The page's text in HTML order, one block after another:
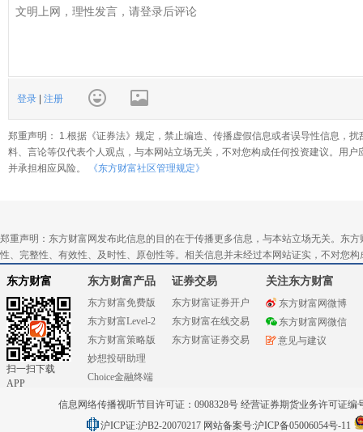
登录 注册
郑重声明： 1.根据《证券法》规定，禁止编造、传播虚假信息或者误导性信息，
料、言论等仅代表个人观点，与本网站立场无关，不对您构成任何投资建议。用
并承担相应风险。
《东方财富社区管理规定》
郑重声明：东方财富网发布此信息的目的在于传播更多信息，与本站立场无关。东
性、完整性、有效性、及时性、原创性等。相关信息并未经过本网站证实，不对您
东方财富
扫一扫下载
APP
东方财富产品
东方财富免费版
东方财富Level-2
东方财富策略版
妙想投研助理
Choice金融终端
证券交易
东方财富证券开户
东方财富在线交易
东方财富证券交易
关注东方财富
东方财富网微博
东方财富网微信
意见与建议
信息网络传播视听节目许可证：0908328号 经营证券期货业务许可证编
沪ICP证:沪B2-20070217 网站备案号:沪ICP备05006054号-11